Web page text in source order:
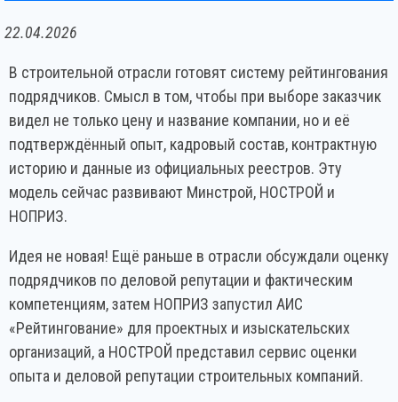
22.04.2026
В строительной отрасли готовят систему рейтингования
подрядчиков. Смысл в том, чтобы при выборе заказчик
видел не только цену и название компании, но и её
подтверждённый опыт, кадровый состав, контрактную
историю и данные из официальных реестров. Эту
модель сейчас развивают Минстрой, НОСТРОЙ и
НОПРИЗ.
Идея не новая! Ещё раньше в отрасли обсуждали оценку
подрядчиков по деловой репутации и фактическим
компетенциям, затем НОПРИЗ запустил АИС
«Рейтингование» для проектных и изыскательских
организаций, а НОСТРОЙ представил сервис оценки
опыта и деловой репутации строительных компаний.